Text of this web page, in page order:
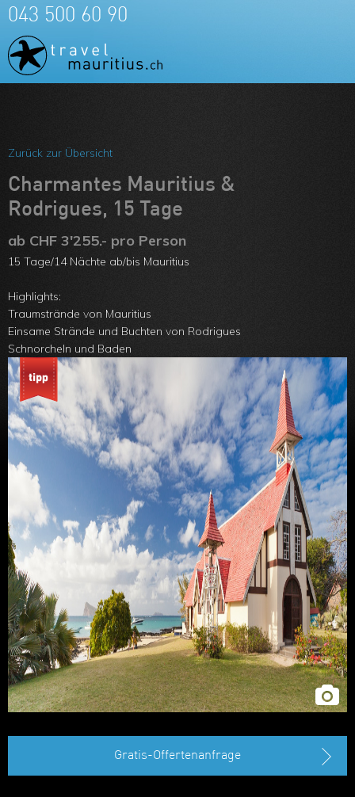
Team
Über uns
Feedbacks
Kontakt
043 500 60 90
Zurück zur Übersicht
Charmantes Mauritius &
Rodrigues, 15 Tage
ab CHF 3'255.- pro Person
15 Tage/14 Nächte ab/bis Mauritius
Highlights:
Traumstrände von Mauritius
Einsame Strände und Buchten von Rodrigues
Schnorcheln und Baden
Gratis-Offertenanfrage